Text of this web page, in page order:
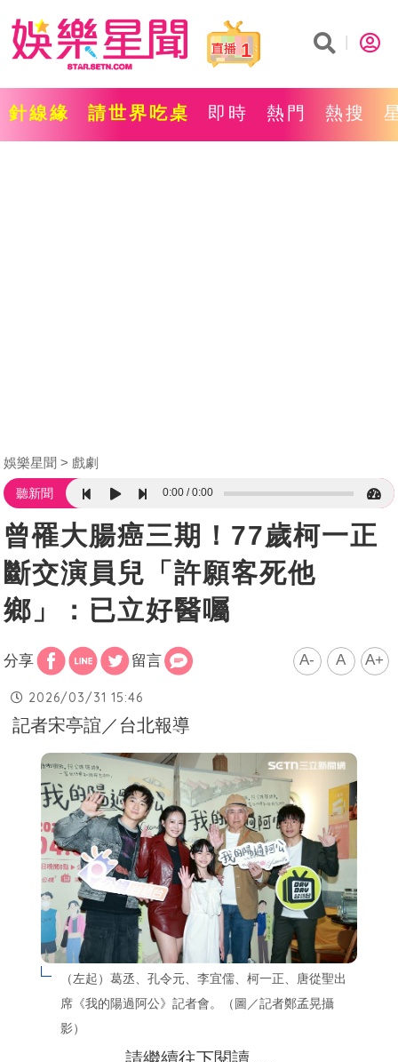
1
針線緣 請世界吃桌 即時 熱門 熱搜
娛樂星聞 戲劇
聽新聞 0:00 0:00
曾罹大腸癌三期！77歲柯一正
斷交演員兒「許願客死他
鄉」：已立好醫囑
分享 留言 A- A A+
2026/03/31 15:46
記者宋亭誼／台北報導
（左起）葛丞、孔令元、李宜儒、柯一正、唐從聖出
席《我的陽過阿公》記者會。（圖／記者鄭孟晃攝
影）